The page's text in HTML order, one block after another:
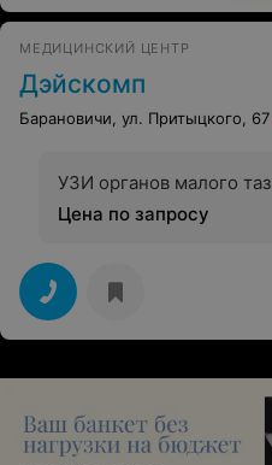
МЕДИЦИНСКИЙ ЦЕНТР
Дэйскомп
Барановичи, ул. Притыцкого, 67
УЗИ органов малого
Цена по запросу